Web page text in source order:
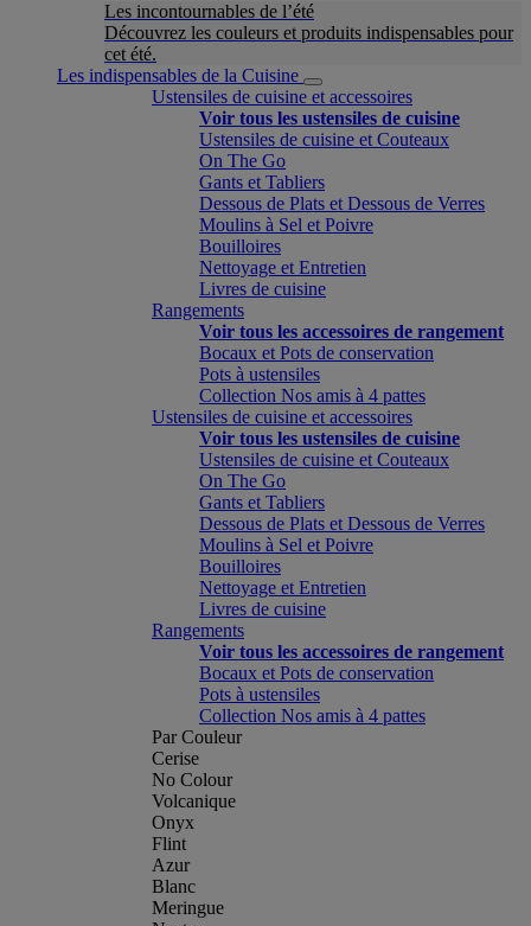
Les incontournables de l’été
Découvrez les couleurs et produits indispensables pour
cet été.
Les indispensables de la Cuisine
Ustensiles de cuisine et accessoires
Voir tous les ustensiles de cuisine
Ustensiles de cuisine et Couteaux
On The Go
Gants et Tabliers
Dessous de Plats et Dessous de Verres
Moulins à Sel et Poivre
Bouilloires
Nettoyage et Entretien
Livres de cuisine
Rangements
Voir tous les accessoires de rangement
Bocaux et Pots de conservation
Pots à ustensiles
Collection Nos amis à 4 pattes
Ustensiles de cuisine et accessoires
Voir tous les ustensiles de cuisine
Ustensiles de cuisine et Couteaux
On The Go
Gants et Tabliers
Dessous de Plats et Dessous de Verres
Moulins à Sel et Poivre
Bouilloires
Nettoyage et Entretien
Livres de cuisine
Rangements
Voir tous les accessoires de rangement
Bocaux et Pots de conservation
Pots à ustensiles
Collection Nos amis à 4 pattes
Par Couleur
Cerise
No Colour
Volcanique
Onyx
Flint
Azur
Blanc
Meringue